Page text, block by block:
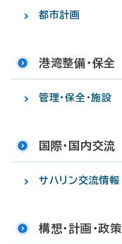
都市計画
港湾整備・保全
管理・保全・施設
国際・国内交流
サハリン交流情報
構想・計画・政策